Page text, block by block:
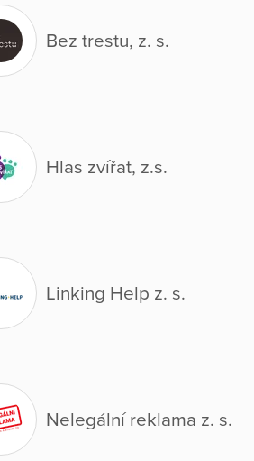
Bez trestu, z. s.
Hlas zvířat, z.s.
Linking Help z. s.
Nelegální reklama z. s.